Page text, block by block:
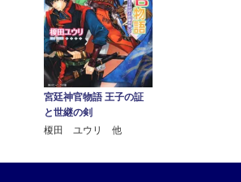
宮廷神官物語 王子の証
と世継の剣
榎田 ユウリ 他